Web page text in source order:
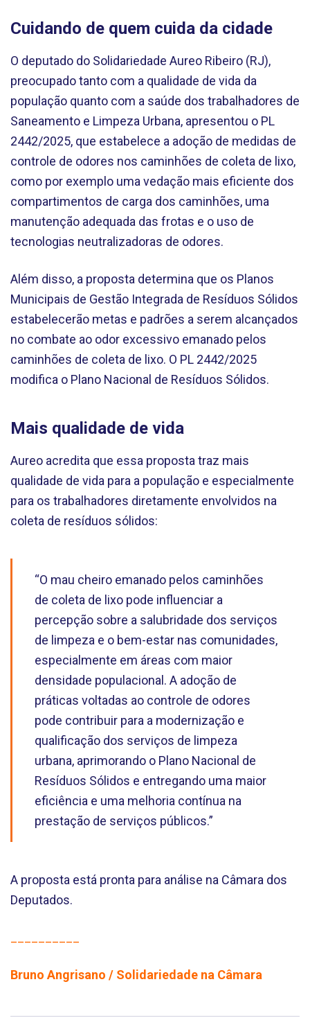
Cuidando de quem cuida da cidade
O deputado do Solidariedade Aureo Ribeiro (RJ),
preocupado tanto com a qualidade de vida da
população quanto com a saúde dos trabalhadores de
Saneamento e Limpeza Urbana, apresentou o PL
2442/2025, que estabelece a adoção de medidas de
controle de odores nos caminhões de coleta de lixo,
como por exemplo uma vedação mais eficiente dos
compartimentos de carga dos caminhões, uma
manutenção adequada das frotas e o uso de
tecnologias neutralizadoras de odores.
Além disso, a proposta determina que os Planos
Municipais de Gestão Integrada de Resíduos Sólidos
estabelecerão metas e padrões a serem alcançados
no combate ao odor excessivo emanado pelos
caminhões de coleta de lixo. O PL 2442/2025
modifica o Plano Nacional de Resíduos Sólidos.
Mais qualidade de vida
Aureo acredita que essa proposta traz mais
qualidade de vida para a população e especialmente
para os trabalhadores diretamente envolvidos na
coleta de resíduos sólidos:
“O mau cheiro emanado pelos caminhões
de coleta de lixo pode influenciar a
percepção sobre a salubridade dos serviços
de limpeza e o bem-estar nas comunidades,
especialmente em áreas com maior
densidade populacional. A adoção de
práticas voltadas ao controle de odores
pode contribuir para a modernização e
qualificação dos serviços de limpeza
urbana, aprimorando o Plano Nacional de
Resíduos Sólidos e entregando uma maior
eficiência e uma melhoria contínua na
prestação de serviços públicos.”
A proposta está pronta para análise na Câmara dos
Deputados.
Bruno Angrisano / Solidariedade na Câmara